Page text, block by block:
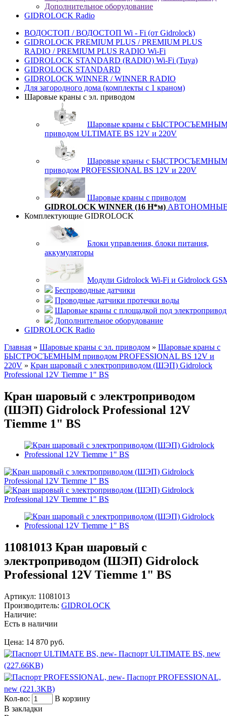
Дополнительное оборудование
GIDROLOCK Radio
ВОДОСТОП / ВОДОСТОП Wi - Fi (от Gidrolock)
GIDROLOCK PREMIUM PLUS / PREMIUM PLUS
RADIO / PREMIUM PLUS RADIO Wi-Fi
GIDROLOCK STANDARD (RADIO) Wi-Fi (Tuya)
GIDROLOCK STANDARD
GIDROLOCK WINNER / WINNER RADIO
Для загородного дома (комплекты с 1 краном)
Шаровые краны с эл. приводом
Шаровые краны с
приводом ULTIMATE BS 12V и 220V
Шаровые краны с
приводом PROFESSIONAL BS 12V и 220V
Шаровые краны с приводом
GIDROLOCK WINNER (16 Н*м)
Комплектующие GIDROLOCK
Блоки управления, блоки питания,
аккумуляторы
Модули Gidrolock Wi-Fi и Gidrolock
Беспроводные датчики
Проводные датчики протечки воды
Шаровые краны с площадкой под электропривод
Дополнительное оборудование
GIDROLOCK Radio
Главная » Шаровые краны с эл. приводом » Шаровые краны с
БЫСТРОСЪЕМНЫМ приводом PROFESSIONAL BS 12V и
220V » Кран шаровый с электроприводом (ШЭП) Gidrolock
Professional 12V Tiemme 1" BS
Кран шаровый с электроприводом
(ШЭП) Gidrolock Professional 12V
Tiemme 1" BS
11081013 Кран шаровый с
электроприводом (ШЭП) Gidrolock
Professional 12V Tiemme 1" BS
Артикул: 11081013
Производитель: GIDROLOCK
Наличие:
Есть в наличии
Цена: 14 870 руб.
- Паспорт ULTIMATE BS, new
(227.66KB)
- Паспорт PROFESSIONAL,
new (221.3KB)
Кол-во:
В корзину
В закладки